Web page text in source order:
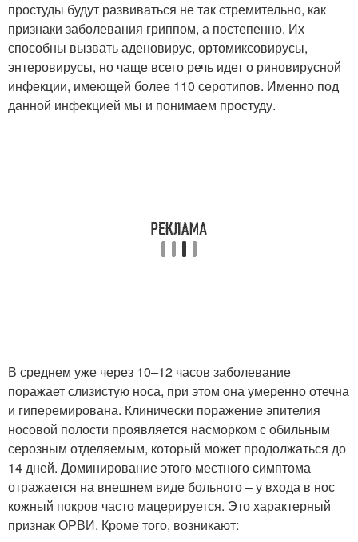
простуды будут развиваться не так стремительно, как
признаки заболевания гриппом, а постепенно. Их
способны вызвать аденовирус, ортомиксовирусы,
энтеровирусы, но чаще всего речь идет о риновирусной
инфекции, имеющей более 110 серотипов. Именно под
данной инфекцией мы и понимаем простуду.
В среднем уже через 10–12 часов заболевание
поражает слизистую носа, при этом она умеренно отечна
и гиперемирована. Клинически поражение эпителия
носовой полости проявляется насморком с обильным
серозным отделяемым, который может продолжаться до
14 дней. Доминирование этого местного симптома
отражается на внешнем виде больного – у входа в нос
кожный покров часто мацерируется. Это характерный
признак ОРВИ. Кроме того, возникают: